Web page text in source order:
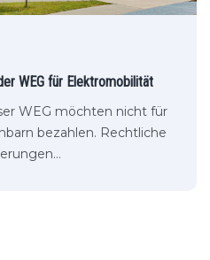
WEG für Elektromobilität
WEG möchten nicht für
bezahlen. Rechtliche